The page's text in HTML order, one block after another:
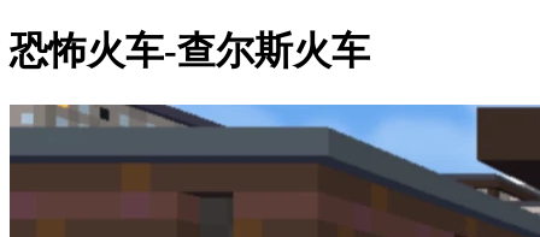
恐怖火车-查尔斯火车